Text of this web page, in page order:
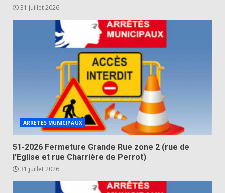
31 juillet 2026
ARRETES MUNICIPAUX
51-2026 Fermeture Grande Rue zone 2 (rue de
l’Eglise et rue Charrière de Perrot)
31 juillet 2026